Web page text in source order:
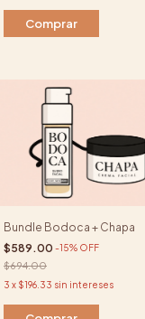
Comprar
Bundle Bodoca + Chapa
$589.00 -15% OFF
$694.00
3 x $196.33 sin intereses